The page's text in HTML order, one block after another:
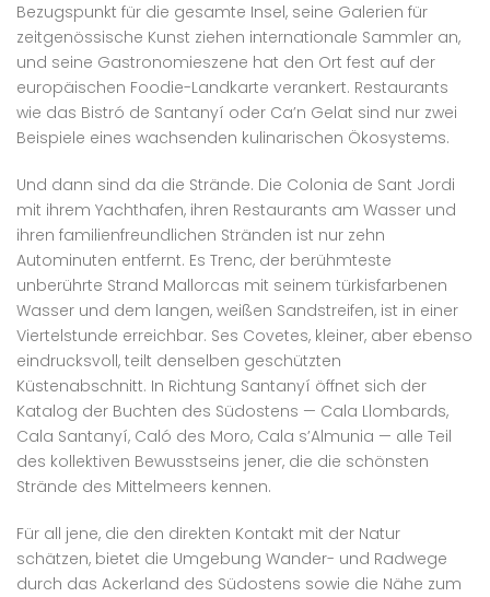
Bezugspunkt für die gesamte Insel, seine Galerien für
zeitgenössische Kunst ziehen internationale Sammler an,
und seine Gastronomieszene hat den Ort fest auf der
europäischen Foodie-Landkarte verankert. Restaurants
wie das Bistró de Santanyí oder Ca’n Gelat sind nur zwei
Beispiele eines wachsenden kulinarischen Ökosystems.
Und dann sind da die Strände. Die Colonia de Sant Jordi
mit ihrem Yachthafen, ihren Restaurants am Wasser und
ihren familienfreundlichen Stränden ist nur zehn
Autominuten entfernt. Es Trenc, der berühmteste
unberührte Strand Mallorcas mit seinem türkisfarbenen
Wasser und dem langen, weißen Sandstreifen, ist in einer
Viertelstunde erreichbar. Ses Covetes, kleiner, aber ebenso
eindrucksvoll, teilt denselben geschützten
Küstenabschnitt. In Richtung Santanyí öffnet sich der
Katalog der Buchten des Südostens — Cala Llombards,
Cala Santanyí, Caló des Moro, Cala s’Almunia — alle Teil
des kollektiven Bewusstseins jener, die die schönsten
Strände des Mittelmeers kennen.
Für all jene, die den direkten Kontakt mit der Natur
schätzen, bietet die Umgebung Wander- und Radwege
durch das Ackerland des Südostens sowie die Nähe zum